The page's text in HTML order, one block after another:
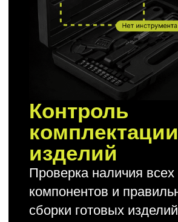
эффективности технологии
на вашем объекте
до 200 000
Комплексный
Полное решение «под ключ»
с интеграцией, обучением
и поддержкой
от 500 000